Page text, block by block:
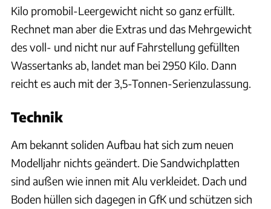
Kilo promobil-Leergewicht nicht so ganz erfüllt.
Rechnet man aber die Extras und das Mehrgewicht
des voll- und nicht nur auf Fahrstellung gefüllten
Wassertanks ab, landet man bei 2950 Kilo. Dann
reicht es auch mit der 3,5-Tonnen-Serienzulassung.
Technik
Am bekannt soliden Aufbau hat sich zum neuen
Modelljahr nichts geändert. Die Sandwichplatten
sind außen wie innen mit Alu verkleidet. Dach und
Boden hüllen sich dagegen in GfK und schützen sich